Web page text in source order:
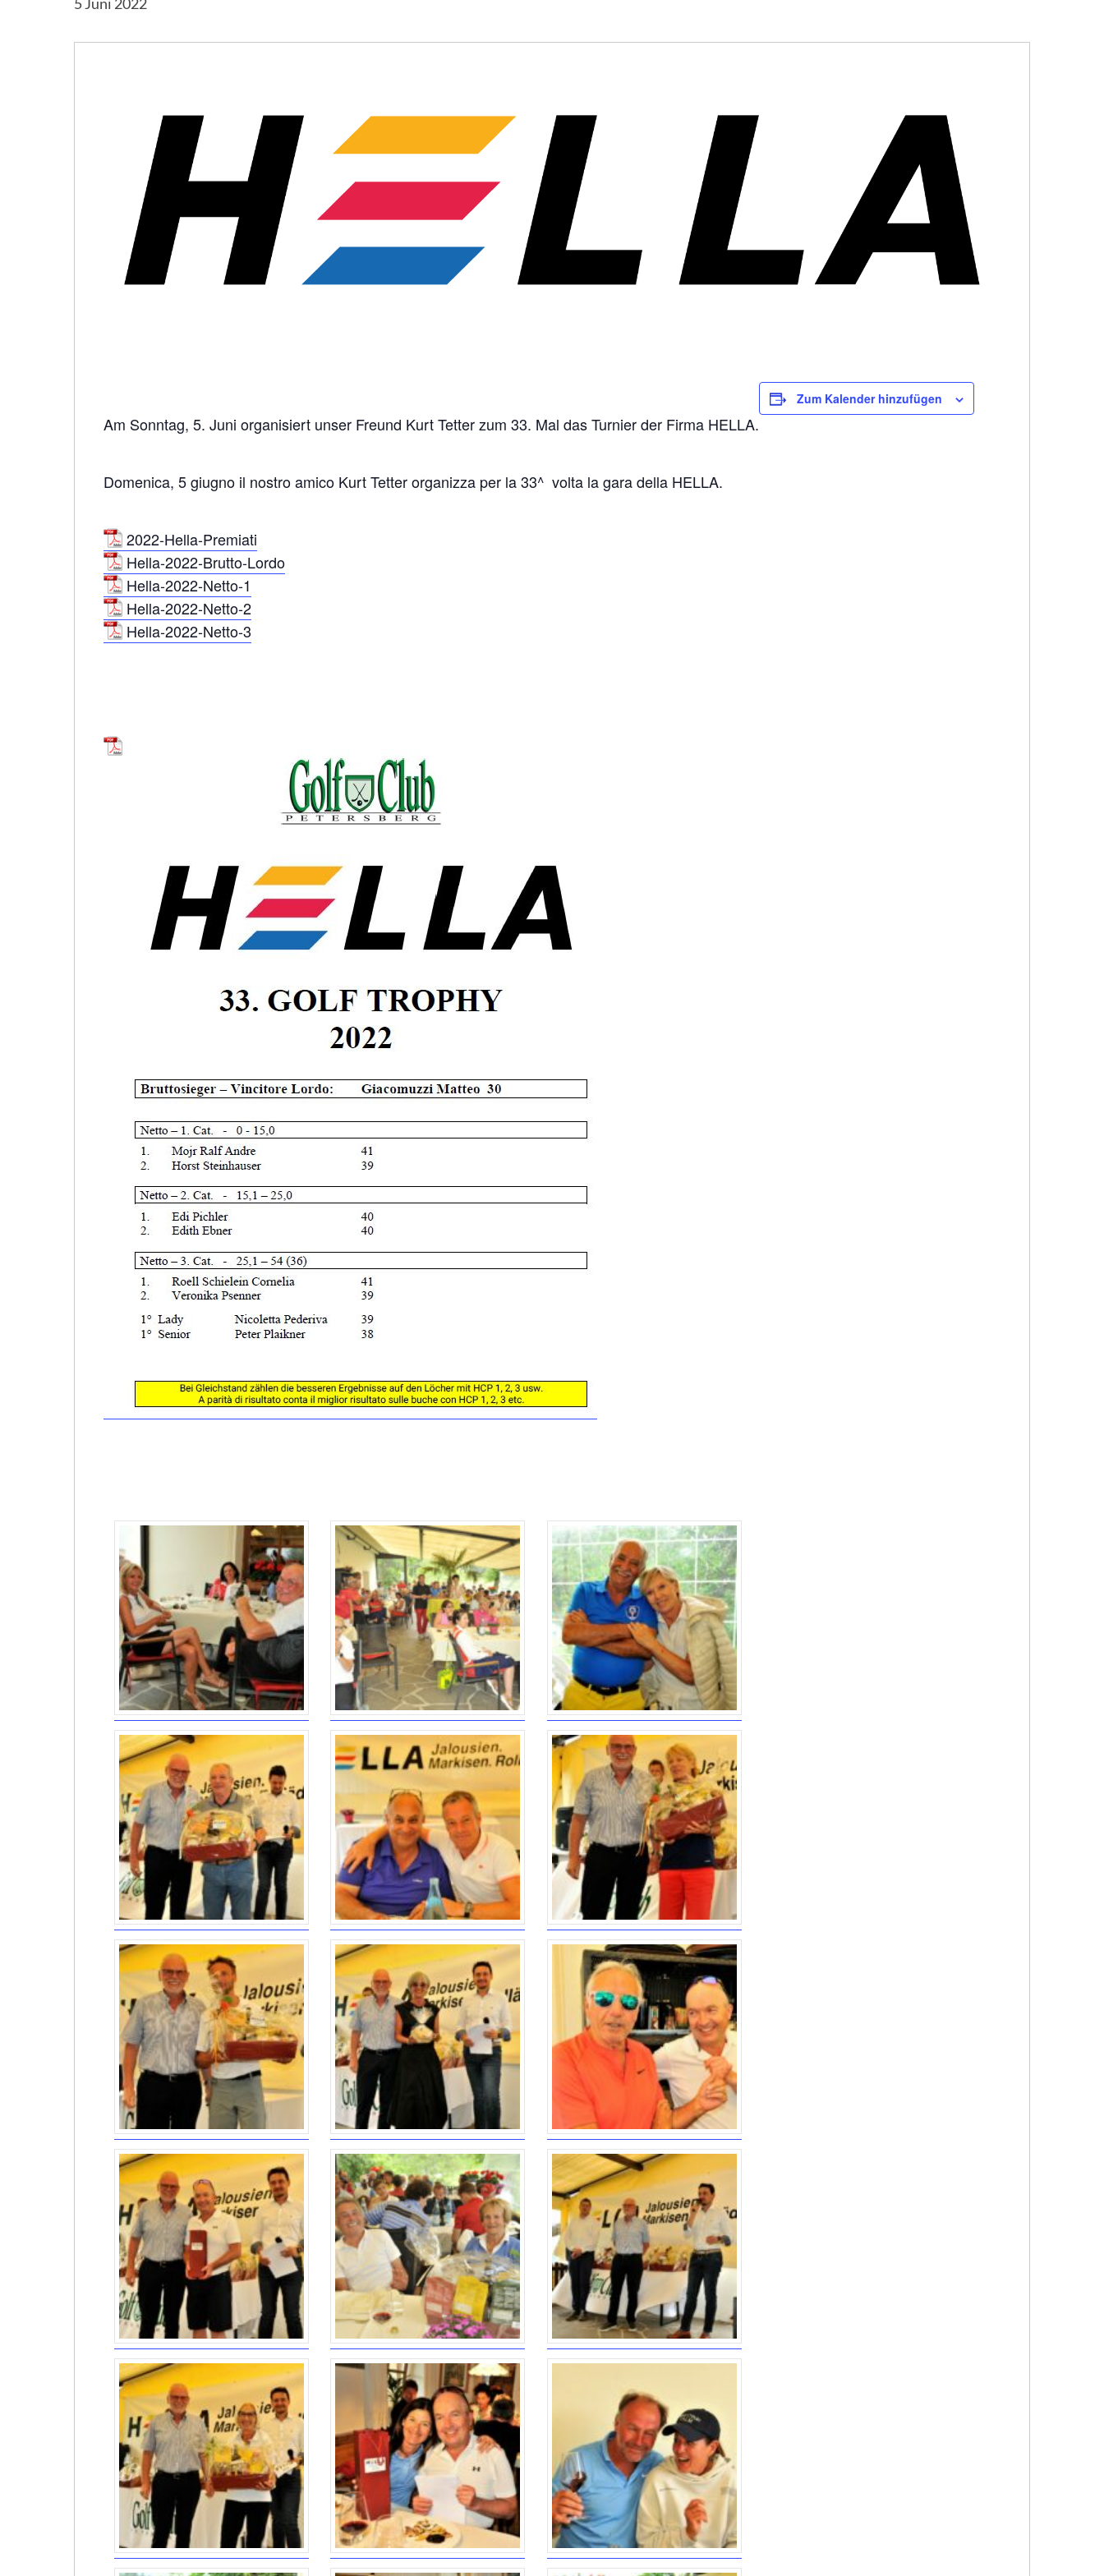
Am Sonntag, 5. Juni organisiert unser Freund Kurt Tetter zum 33. Mal das Turnier der Firma HELLA.
Domenica, 5 giugno il nostro amico Kurt Tetter organizza per la 33^ volta la gara della HELLA.
2022-Hella-Premiati
Hella-2022-Brutto-Lordo
Hella-2022-Netto-1
Hella-2022-Netto-2
Hella-2022-Netto-3
Zum Kalender hinzufügen